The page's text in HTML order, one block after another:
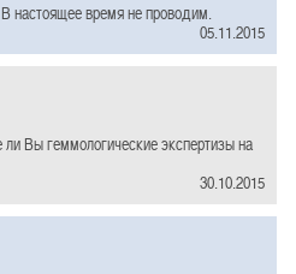
настоящее время не проводим.
05.11.2015
Вы геммологические экспертизы на
30.10.2015